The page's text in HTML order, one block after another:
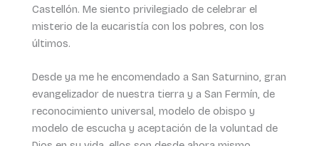
Castellón. Me siento privilegiado de celebrar el
misterio de la eucaristía con los pobres, con los
últimos.
Desde ya me he encomendado a San Saturnino, gran
evangelizador de nuestra tierra y a San Fermín, de
reconocimiento universal, modelo de obispo y
modelo de escucha y aceptación de la voluntad de